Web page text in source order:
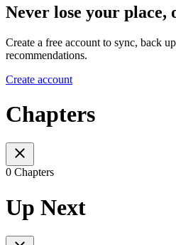
Never lose your place,
Create a free account to sync, back
recommendations.
Create account
Chapters
0 Chapters
Up Next